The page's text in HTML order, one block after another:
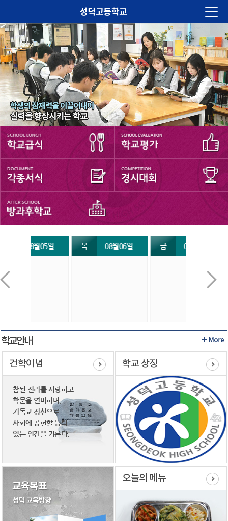
성덕고등학교
법인소개
학교소개
알림마당
교육계획
학습마당
학생마당
학부모마당
학교재정
목 08월06일 금 08월07일
학교안내
건학이념
참된 진리를 사랑하고
학문을 연마하며,
기독교 정신으로
사회에 공헌할 능력
있는 인간을 기른다.
학교 상징
오늘의 메뉴